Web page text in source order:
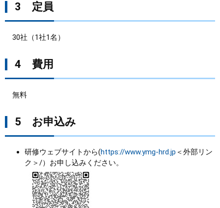
3 定員
30社（1社1名）
4 費用
無料
5 お申込み
研修ウェブサイトから(https://www.ymg-hrd.jp ＜外部リン
ク＞ /）お申し込みください。